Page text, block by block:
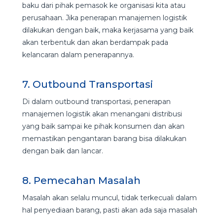
baku dari pihak pemasok ke organisasi kita atau
perusahaan. Jika penerapan manajemen logistik
dilakukan dengan baik, maka kerjasama yang baik
akan terbentuk dan akan berdampak pada
kelancaran dalam penerapannya.
7. Outbound Transportasi
Di dalam outbound transportasi, penerapan
manajemen logistik akan menangani distribusi
yang baik sampai ke pihak konsumen dan akan
memastikan pengantaran barang bisa dilakukan
dengan baik dan lancar.
8. Pemecahan Masalah
Masalah akan selalu muncul, tidak terkecuali dalam
hal penyediaan barang, pasti akan ada saja masalah